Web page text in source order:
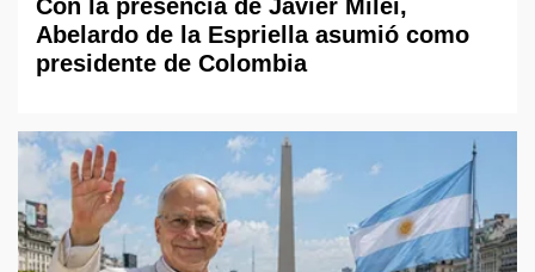
Con la presencia de Javier Milei,
Abelardo de la Espriella asumió como
presidente de Colombia